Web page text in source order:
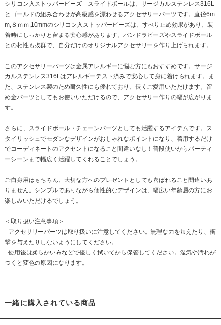
シリコン入ストッパービーズ スライドボールは、サージカルステンレス316L
とゴールドの組み合わせが高級感を漂わせるアクセサリーパーツです。直径6m
m,８ｍｍ,10mmのシリコン入ストッパービーズは、すべり止め効果があり、装
着時にしっかりと留まる安心感があります。パンドラビーズやスライドボール
との相性も抜群で、自分だけのオリジナルアクセサリーを作り上げられます。
このアクセサリーパーツは金属アレルギーに悩む方にもおすすめです。サージ
カルステンレス316Lはアレルギーテスト済みで安心して身に着けられます。ま
た、ステンレス製のため耐久性にも優れており、長くご愛用いただけます。留
め金パーツとしてもお使いいただけるので、アクセサリー作りの幅が広がりま
す。
さらに、スライドボール・チェーンパーツとしても活躍するアイテムです。ス
タイリッシュでモダンなデザインがおしゃれなポイントになり、着用するだけ
でコーディネートのアクセントになること間違いなし！普段使いからパーティ
ーシーンまで幅広く活躍してくれることでしょう。
ご自身用はもちろん、大切な方へのプレゼントとしても喜ばれること間違いあ
りません。シンプルでありながら個性的なデザインは、幅広い年齢層の方にお
楽しみいただけるでしょう。
＜取り扱い注意事項＞
- アクセサリーパーツは取り扱いに注意してください。無理な力を加えたり、衝
撃を与えたりしないようにしてください。
- 使用後は柔らかい布などで優しく拭いてから保管してください。湿気や汚れが
つくと変色の原因になります。
一緒に購入されている商品